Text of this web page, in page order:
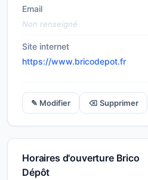
Email
Non renseigné
Site internet
https://www.bricodepot.fr
✎ Modifier ⌫ Supprimer
Horaires d'ouverture Brico
Dépôt